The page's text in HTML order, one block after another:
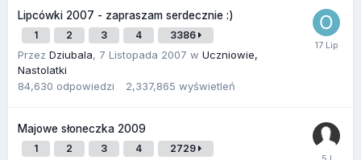
Lipcówki 2007 - zapraszam serdecznie :)
1 2 3 4 3386
Przez Dziubala, 7 Listopada 2007 w Uczniowie,
Nastolatki
84,630 odpowiedzi 2,337,865 wyświetleń
Majowe słoneczka 2009
1 2 3 4 2729